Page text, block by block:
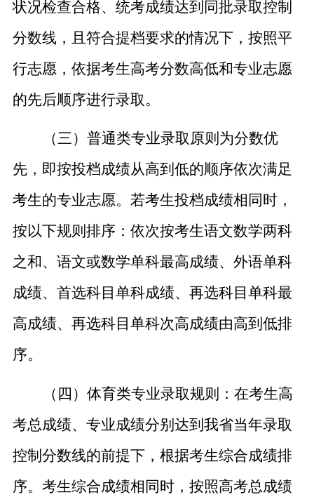
状况检查合格、统考成绩达到同批录取控制
分数线，且符合提档要求的情况下，按照平
行志愿，依据考生高考分数高低和专业志愿
的先后顺序进行录取。
（三） 普通类专业录取原则为分数优
先，即按投档成绩从高到低的顺序依次满足
考生的专业志愿。若考生投档成绩相同时，
按以下规则排序：依次按考生语文数学两科
之和、语文或数学单科最高成绩、外语单科
成绩、首选科目单科成绩、再选科目单科最
高成绩、 再选科目单科次高成绩由高到低排
序。
（四）体育类专业录取规则 ： 在考生高
考总成绩、专业成绩分别达到我省当年录取
控制分数线的前提下，根据考生综合成绩排
序。考生综合成绩相同时，按照高考总成绩